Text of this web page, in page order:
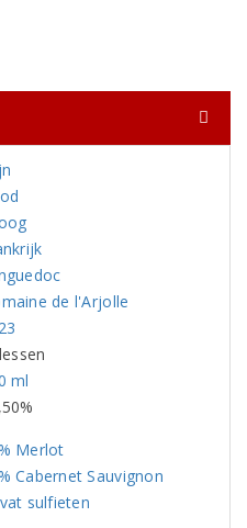
de l'Arjolle
ml
Merlot
Cabernet Sauvignon
sulfieten